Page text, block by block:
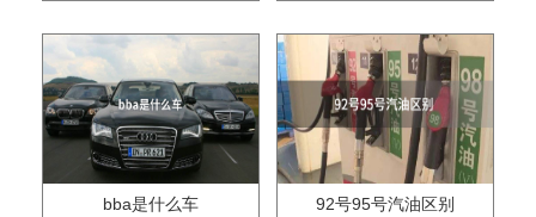
bba是什么车 92号95号汽油区别